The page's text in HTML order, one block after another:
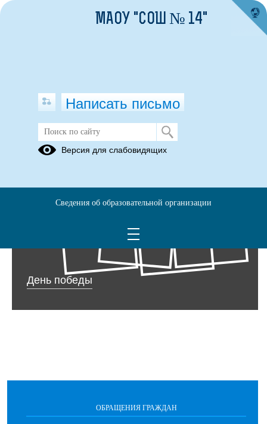
Фотоальбомы
День победы
ОБРАЩЕНИЯ ГРАЖДАН
МАОУ "СОШ № 14"
Написать письмо
Версия для слабовидящих
Сведения об образовательной организации